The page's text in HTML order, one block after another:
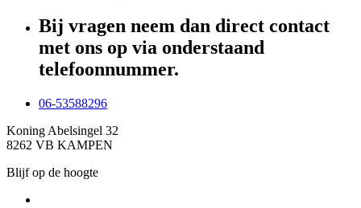
Bij vragen neem dan direct contact
met ons op via onderstaand
telefoonnummer.
06-53588296
Koning Abelsingel 32
8262 VB KAMPEN
Blijf op de hoogte